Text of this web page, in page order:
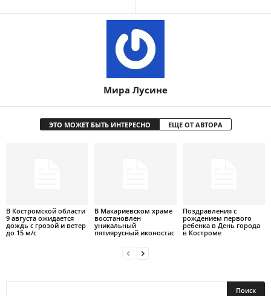
Мира Лусине
ЭТО МОЖЕТ БЫТЬ ИНТЕРЕСНО ЕЩЕ ОТ АВТОРА
В Костромской области
9 августа ожидается
дождь с грозой и ветер
до 15 м/с
В Макариевском храме
восстановлен
уникальный
пятиярусный иконостас
Поздравления с
рождением первого
ребенка в День города
в Костроме